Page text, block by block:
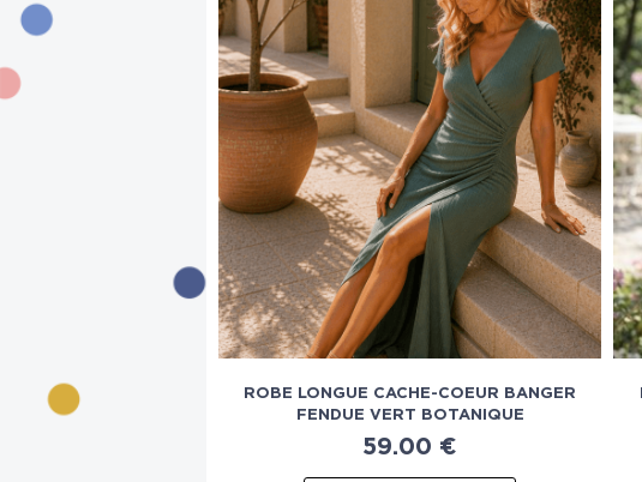
ROBE LONGUE CACHE-COEUR BANGER
FENDUE VERT BOTANIQUE
59.00 €